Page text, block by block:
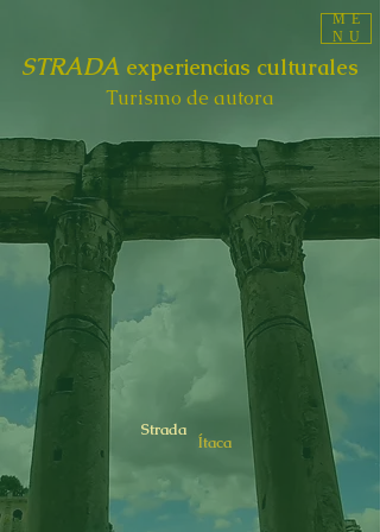
ME
NU
STRADA experiencias culturales
Turismo de autora
Strada
Ítaca